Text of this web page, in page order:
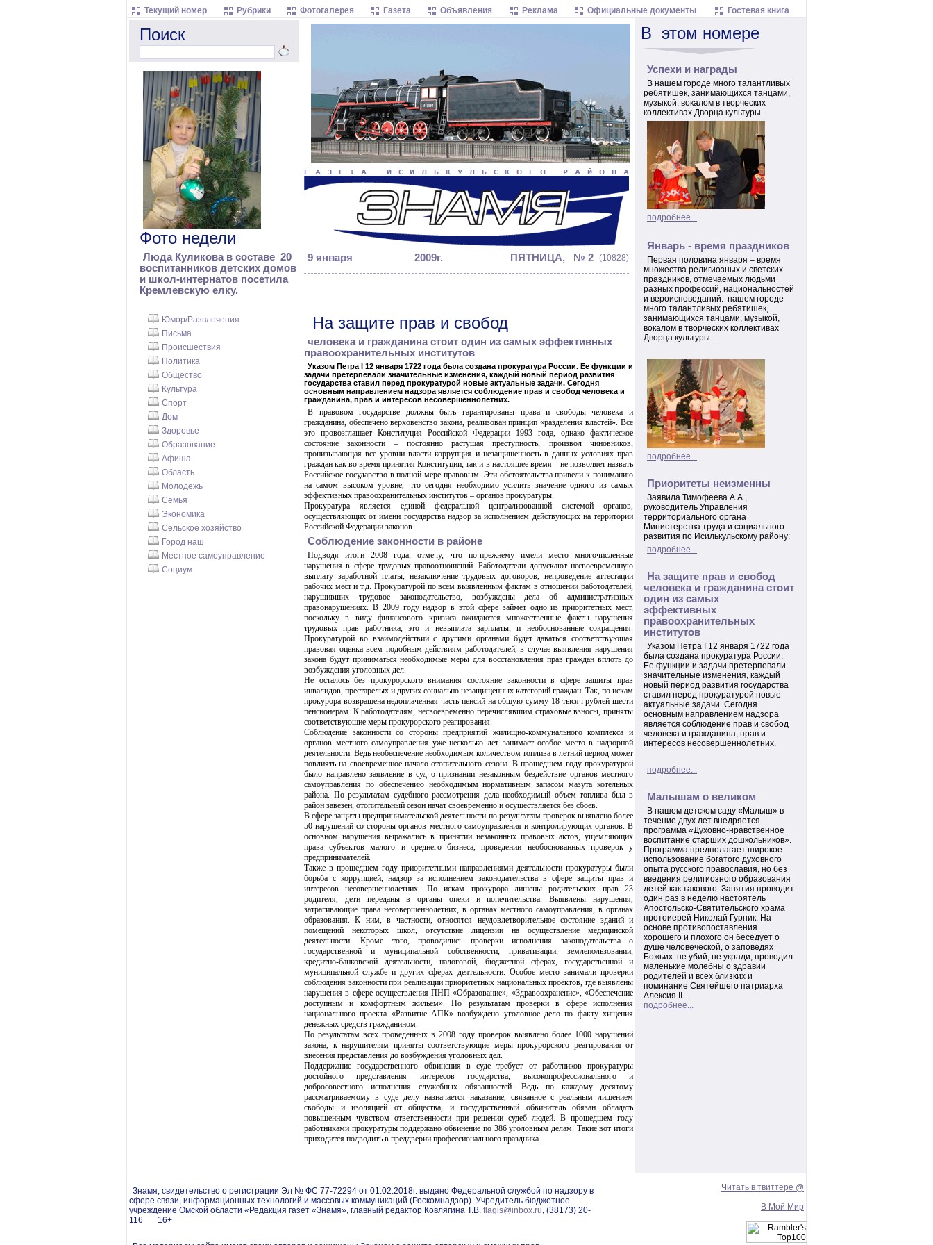
Текущий номер Рубрики Фотогалерея Газета Объявления Реклама Официальные документы Гостевая книга
Поиск
Фото недели
Люда Куликова в составе 20
воспитанников детских домов
и школ-интернатов посетила
Кремлевскую елку.
Юмор/Развлечения
Письма
Происшествия
Политика
Общество
Культура
Спорт
Дом
Здоровье
Образование
Афиша
Область
Молодежь
Семья
Экономика
Сельское хозяйство
Город наш
Местное самоуправление
Социум
9 января 2009г. ПЯТНИЦА, № 2 (10828)
На защите прав и свобод
человека и гражданина стоит один из самых эффективных
правоохранительных институтов
Указом Петра I 12 января 1722 года была создана прокуратура России. Ее функции и
задачи претерпевали значительные изменения, каждый новый период развития
государства ставил перед прокуратурой новые актуальные задачи. Сегодня
основным направлением надзора является соблюдение прав и свобод человека и
гражданина, прав и интересов несовершеннолетних.
В правовом государстве должны быть гарантированы права и свободы человека и
гражданина, обеспечено верховенство закона, реализован принцип «разделения властей». Все
это провозглашает Конституция Российской Федерации 1993 года, однако фактическое
состояние законности – постоянно растущая преступность, произвол чиновников,
пронизывающая все уровни власти коррупция и незащищенность в данных условиях прав
граждан как во время принятия Конституции, так и в настоящее время – не позволяет назвать
Российское государство в полной мере правовым. Эти обстоятельства привели к пониманию
на самом высоком уровне, что сегодня необходимо усилить значение одного из самых
эффективных правоохранительных институтов – органов прокуратуры.
Прокуратура является единой федеральной централизованной системой органов,
осуществляющих от имени государства надзор за исполнением действующих на территории
Российской Федерации законов.
Соблюдение законности в районе
Подводя итоги 2008 года, отмечу, что по-прежнему имели место многочисленные
нарушения в сфере трудовых правоотношений. Работодатели допускают несвоевременную
выплату заработной платы, незаключение трудовых договоров, непроведение аттестации
рабочих мест и т.д. Прокуратурой по всем выявленным фактам в отношении работодателей,
нарушивших трудовое законодательство, возбуждены дела об административных
правонарушениях. В 2009 году надзор в этой сфере займет одно из приоритетных мест,
поскольку в виду финансового кризиса ожидаются множественные факты нарушения
трудовых прав работника, это и невыплата зарплаты, и необоснованные сокращения.
Прокуратурой во взаимодействии с другими органами будет даваться соответствующая
правовая оценка всем подобным действиям работодателей, в случае выявления нарушения
закона будут приниматься необходимые меры для восстановления прав граждан вплоть до
возбуждения уголовных дел.
Не осталось без прокурорского внимания состояние законности в сфере защиты прав
инвалидов, престарелых и других социально незащищенных категорий граждан. Так, по искам
прокурора возвращена недоплаченная часть пенсий на общую сумму 18 тысяч рублей шести
пенсионерам. К работодателям, несвоевременно перечислявшим страховые взносы, приняты
соответствующие меры прокурорского реагирования.
Соблюдение законности со стороны предприятий жилищно-коммунального комплекса и
органов местного самоуправления уже несколько лет занимает особое место в надзорной
деятельности. Ведь необеспечение необходимым количеством топлива в летний период может
повлиять на своевременное начало отопительного сезона. В прошедшем году прокуратурой
было направлено заявление в суд о признании незаконным бездействие органов местного
самоуправления по обеспечению необходимым нормативным запасом мазута котельных
района. По результатам судебного рассмотрения дела необходимый объем топлива был в
район завезен, отопительный сезон начат своевременно и осуществляется без сбоев.
В сфере защиты предпринимательской деятельности по результатам проверок выявлено более
50 нарушений со стороны органов местного самоуправления и контролирующих органов. В
основном нарушения выражались в принятии незаконных правовых актов, ущемляющих
права субъектов малого и среднего бизнеса, проведении необоснованных проверок у
предпринимателей.
Также в прошедшем году приоритетными направлениями деятельности прокуратуры были
борьба с коррупцией, надзор за исполнением законодательства в сфере защиты прав и
интересов несовершеннолетних. По искам прокурора лишены родительских прав 23
родителя, дети переданы в органы опеки и попечительства. Выявлены нарушения,
затрагивающие права несовершеннолетних, в органах местного самоуправления, в органах
образования. К ним, в частности, относятся неудовлетворительное состояние зданий и
помещений некоторых школ, отсутствие лицензии на осуществление медицинской
деятельности. Кроме того, проводились проверки исполнения законодательства о
государственной и муниципальной собственности, приватизации, землепользовании,
кредитно-банковской деятельности, налоговой, бюджетной сферах, государственной и
муниципальной службе и других сферах деятельности. Особое место занимали проверки
соблюдения законности при реализации приоритетных национальных проектов, где выявлены
нарушения в сфере осуществления ПНП «Образование», «Здравоохранение», «Обеспечение
доступным и комфортным жильем». По результатам проверки в сфере исполнения
национального проекта «Развитие АПК» возбуждено уголовное дело по факту хищения
денежных средств гражданином.
По результатам всех проведенных в 2008 году проверок выявлено более 1000 нарушений
закона, к нарушителям приняты соответствующие меры прокурорского реагирования от
внесения представления до возбуждения уголовных дел.
Поддержание государственного обвинения в суде требует от работников прокуратуры
достойного представления интересов государства, высокопрофессионального и
добросовестного исполнения служебных обязанностей. Ведь по каждому десятому
рассматриваемому в суде делу назначается наказание, связанное с реальным лишением
свободы и изоляцией от общества, и государственный обвинитель обязан обладать
повышенным чувством ответственности при решении судеб людей. В прошедшем году
работниками прокуратуры поддержано обвинение по 386 уголовным делам. Такие вот итоги
приходится подводить в преддверии профессионального праздника.
В этом номере
Успехи и награды
В нашем городе много талантливых
ребятишек, занимающихся танцами,
музыкой, вокалом в творческих
коллективах Дворца культуры.
подробнее...
Январь - время праздников
Первая половина января – время
множества религиозных и светских
праздников, отмечаемых людьми
разных профессий, национальностей
и вероисповеданий. нашем городе
много талантливых ребятишек,
занимающихся танцами, музыкой,
вокалом в творческих коллективах
Дворца культуры.
подробнее...
Приоритеты неизменны
Заявила Тимофеева А.А.,
руководитель Управления
территориального органа
Министерства труда и социального
развития по Исилькульскому району:
подробнее...
На защите прав и свобод
человека и гражданина стоит
один из самых
эффективных
правоохранительных
институтов
Указом Петра I 12 января 1722 года
была создана прокуратура России.
Ее функции и задачи претерпевали
значительные изменения, каждый
новый период развития государства
ставил перед прокуратурой новые
актуальные задачи. Сегодня
основным направлением надзора
является соблюдение прав и свобод
человека и гражданина, прав и
интересов несовершеннолетних.
подробнее...
Малышам о великом
В нашем детском саду «Малыш» в
течение двух лет внедряется
программа «Духовно-нравственное
воспитание старших дошкольников».
Программа предполагает широкое
использование богатого духовного
опыта русского православия, но без
введения религиозного образования
детей как такового. Занятия проводит
один раз в неделю настоятель
Апостольско-Святительского храма
протоиерей Николай Гурник. На
основе противопоставления
хорошего и плохого он беседует о
душе человеческой, о заповедях
Божьих: не убий, не укради, проводил
маленькие молебны о здравии
родителей и всех близких и
поминание Святейшего патриарха
Алексия II.
подробнее...
Знамя, свидетельство о регистрации Эл № ФС 77-72294 от 01.02.2018г. выдано Федеральной службой по надзору в
сфере связи, информационных технологий и массовых коммуникаций (Роскомнадзор). Учредитель бюджетное
учреждение Омской области «Редакция газет «Знамя», главный редактор Ковлягина Т.В. flagis@inbox.ru, (38173) 20-
116 16+
Читать в твиттере @
В Мой Мир